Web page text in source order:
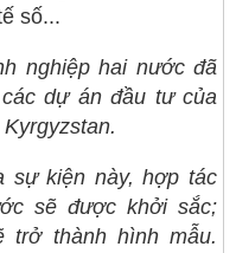
số...
nghiệp hai nước đã
dự án đầu tư của
sự kiện này, hợp tác
sẽ được khởi sắc;
trở thành hình mẫu.